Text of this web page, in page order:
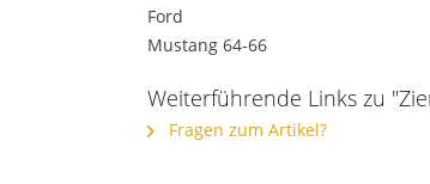
Ford
Mustang 64-66
Weiterführende Links zu
Fragen zum Artikel?